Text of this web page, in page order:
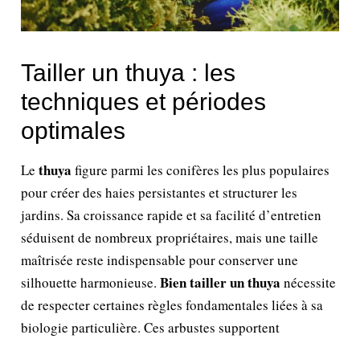
Tailler un thuya : les
techniques et périodes
optimales
Lethuya figure parmi les conifères les plus populaires
pour créer des haies persistantes et structurer les
jardins. Sa croissance rapide et sa facilité d’entretien
séduisent de nombreux propriétaires, mais une taille
maîtrisée reste indispensable pour conserver une
silhouette harmonieuse.Bien tailler un thuya nécessite
de respecter certaines règles fondamentales liées à sa
biologie particulière. Ces arbustes supportent